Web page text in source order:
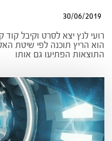
30/06/2019
רועי לנץ יצא לסרט וקיבל
התוצאות הפתיעו גם אותו